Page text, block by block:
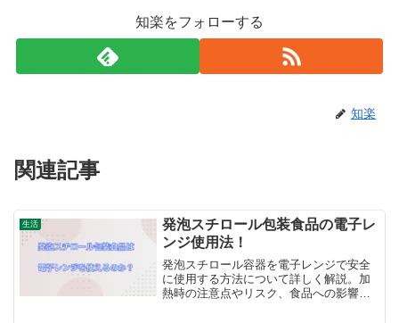
知楽をフォローする
知楽
関連記事
生活
発泡スチロール包装食品の電子レ
ンジ使用法！
発泡スチロール容器を電子レンジで安全
に使用する方法について詳しく解説。加
熱時の注意点やリスク、食品への影響、